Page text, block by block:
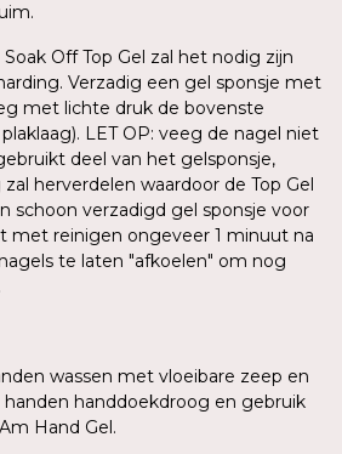
Off Top Gel zal het nodig zijn
Verzadig een gel sponsje met
met lichte druk de bovenste
LET OP: veeg de nagel niet
deel van het gelsponsje,
herverdelen waardoor de Top Gel
schoon verzadigd gel sponsje voor
met reinigen ongeveer 1 minuut na
te laten "afkoelen" om nog
wassen met vloeibare zeep en
handdoekdroog en gebruik
Hand Gel.